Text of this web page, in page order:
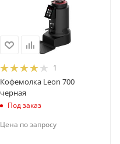
1
Кофемолка Leon 700
черная
Под заказ
Цена по запросу